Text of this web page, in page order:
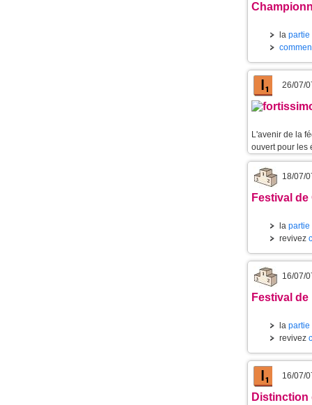
la partie
26/07/
L'avenir de la
ouvert pour les
18/07/
Festival
la partie
revivez
16/07/
Festival
la partie
revivez
16/07/
Distinction